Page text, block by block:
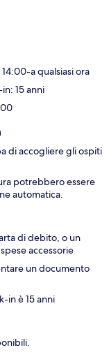
a qualsiasi ora
15 anni
di accogliere gli ospiti
potrebbero essere
automatica.
di debito, o un
accessorie
un documento
in è 15 anni